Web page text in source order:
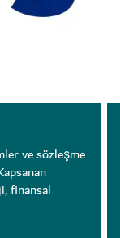
ve sözleşme
finansal